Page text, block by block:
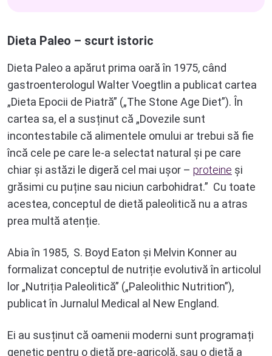
Dieta Paleo – scurt istoric
Dieta Paleo a apărut prima oară în 1975, când
gastroenterologul Walter Voegtlin a publicat cartea
„Dieta Epocii de Piatră” („The Stone Age Diet”). În
cartea sa, el a susținut că „Dovezile sunt
incontestabile că alimentele omului ar trebui să fie
încă cele pe care le-a selectat natural și pe care
chiar și astăzi le digeră cel mai ușor – proteine și
grăsimi cu puține sau niciun carbohidrat.” Cu toate
acestea, conceptul de dietă paleolitică nu a atras
prea multă atenție.
Abia în 1985, S. Boyd Eaton și Melvin Konner au
formalizat conceptul de nutriție evolutivă în articolul
lor „Nutriția Paleolitică” („Paleolithic Nutrition”),
publicat în Jurnalul Medical al New England.
Ei au susținut că oamenii moderni sunt programați
genetic pentru o dietă pre-agricolă, sau o dietă a